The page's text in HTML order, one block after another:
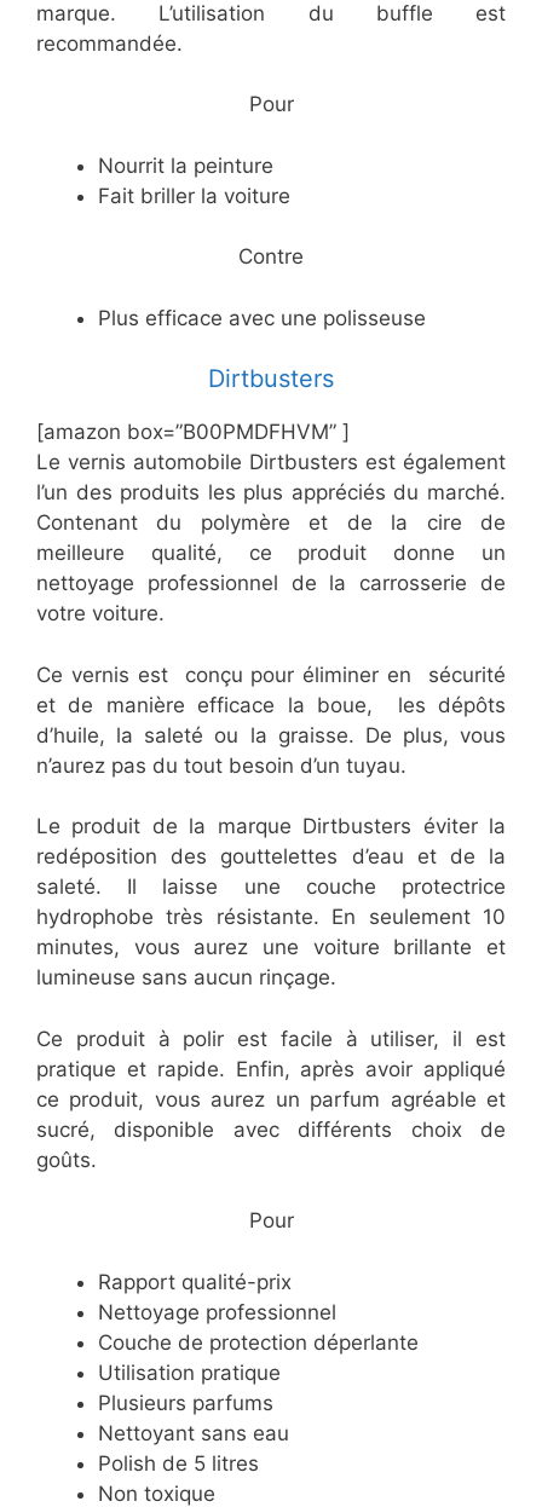
marque. L’utilisation du buffle est
recommandée.
​Pour
​Nourrit la peinture
​Fait briller la voiture
​Contre
​Plus efficace avec une polisseuse
​Dirtbusters
[amazon box=”​B00PMDFHVM” ]
Le vernis automobile Dirtbusters est également
l’un des produits les plus appréciés du marché.
Contenant du polymère et de la cire de
meilleure qualité, ce produit donne un
nettoyage professionnel de la carrosserie de
votre voiture.
Ce vernis est conçu pour éliminer en sécurité
et de manière efficace la boue, les dépôts
d’huile, la saleté ou la graisse. De plus, vous
n’aurez pas du tout besoin d’un tuyau.
Le produit de la marque Dirtbusters éviter la
redéposition des gouttelettes d’eau et de la
saleté. Il laisse une couche protectrice
hydrophobe très résistante. En seulement 10
minutes, vous aurez une voiture brillante et
lumineuse sans aucun rinçage.
Ce produit à polir est facile à utiliser, il est
pratique et rapide. Enfin, après avoir appliqué
ce produit, vous aurez un parfum agréable et
sucré, disponible avec différents choix de
goûts.
​Pour
​Rapport qualité-prix
​Nettoyage professionnel
​Couche de protection déperlante
​Utilisation pratique
​Plusieurs parfums
​Nettoyant sans eau
​Polish de 5 litres
​Non toxique